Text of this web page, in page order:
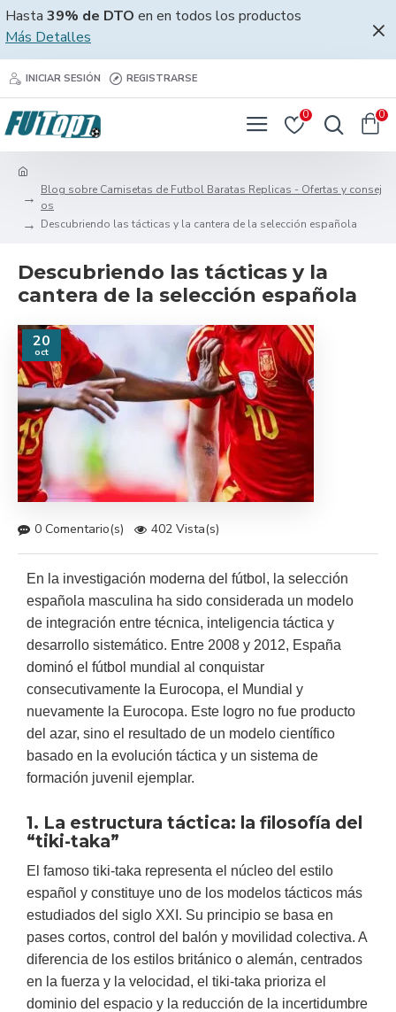
Hasta 39% de DTO en en todos los productos
Más Detalles
INICIAR SESIÓN REGISTRARSE
0 0
Blog sobre Camisetas de Futbol Baratas Replicas - Ofertas y consej
os
Descubriendo las tácticas y la cantera de la selección española
Descubriendo las tácticas y la
cantera de la selección española
20
oct
0 Comentario(s) 402 Vista(s)
En la investigación moderna del fútbol, la selección
española masculina ha sido considerada un modelo
de integración entre técnica, inteligencia táctica y
desarrollo sistemático. Entre 2008 y 2012, España
dominó el fútbol mundial al conquistar
consecutivamente la Eurocopa, el Mundial y
nuevamente la Eurocopa. Este logro no fue producto
del azar, sino el resultado de un modelo científico
basado en la evolución táctica y un sistema de
formación juvenil ejemplar.
1. La estructura táctica: la filosofía del
“tiki-taka”
El famoso tiki-taka representa el núcleo del estilo
español y constituye uno de los modelos tácticos más
estudiados del siglo XXI. Su principio se basa en
pases cortos, control del balón y movilidad colectiva. A
diferencia de los estilos británico o alemán, centrados
en la fuerza y la velocidad, el tiki-taka prioriza el
dominio del espacio y la reducción de la incertidumbre